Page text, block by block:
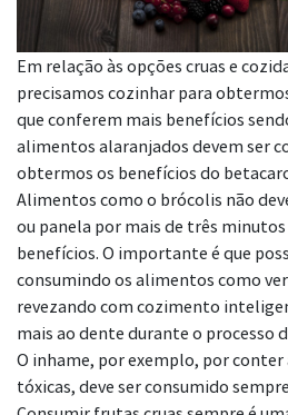
Em relação às opções cruas e
precisamos cozinhar para
que conferem mais benefícios
alimentos alaranjados devem ser
obtermos os benefícios do
Alimentos como o brócolis não
ou panela por mais de três
benefícios. O importante é que
consumindo os alimentos como
revezando com cozimento
mais ao dente durante o processo
O inhame, por exemplo, por
tóxicas, deve ser consumido